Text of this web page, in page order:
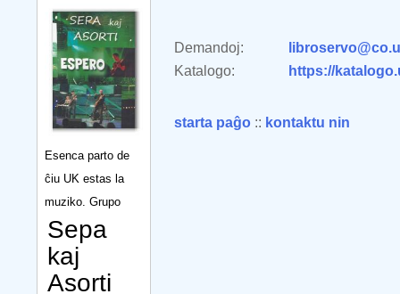
Esenca parto de
ĉiu UK estas la
muziko. Grupo
Sepa
kaj
Asorti
Demandoj:
Katalogo:
https://
starta paĝo :: kontaktu nin